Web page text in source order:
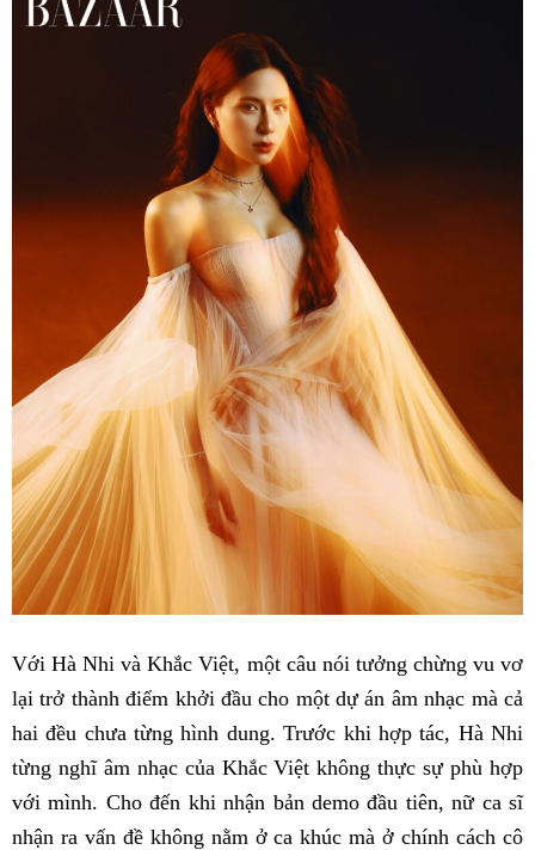
Với Hà Nhi và Khắc Việt, một câu nói tưởng chừng vu vơ
lại trở thành điểm khởi đầu cho một dự án âm nhạc mà cả
hai đều chưa từng hình dung. Trước khi hợp tác, Hà Nhi
từng nghĩ âm nhạc của Khắc Việt không thực sự phù hợp
với mình. Cho đến khi nhận bản demo đầu tiên, nữ ca sĩ
nhận ra vấn đề không nằm ở ca khúc mà ở chính cách cô